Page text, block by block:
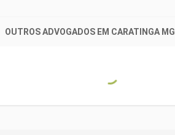
OUTROS ADVOGADOS EM CARATINGA MG